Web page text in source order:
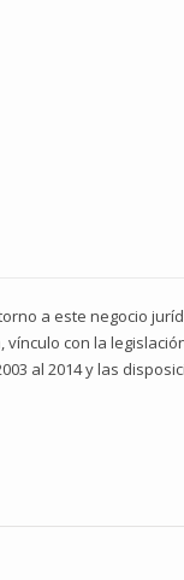
a este negocio
con la
al 2014 y las